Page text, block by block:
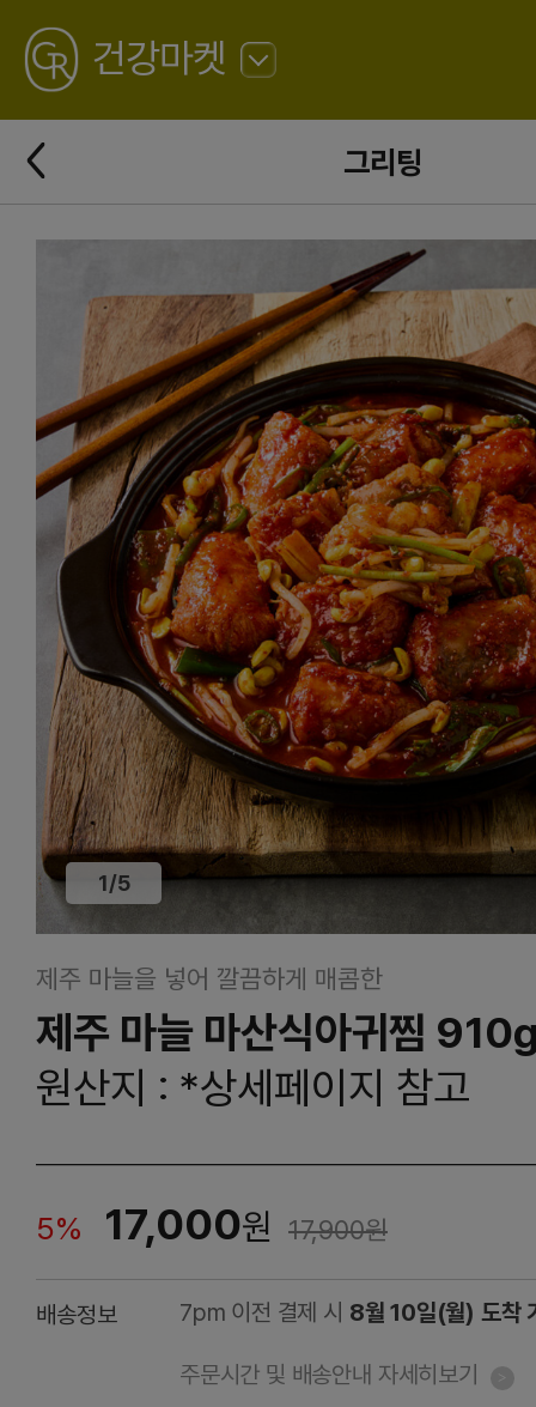
GREATING
건강마켓
로
그리팅
뒤
로
가
1/5
제주 마늘을 넣어 깔끔하게 매콤한
제주 마늘 마산식아귀찜
원산지 : *상세페이지 참고
5% 17,000원 17,900원
배송정보 7pm 이전 결제 시 8월 10일(월) 도착
주문시간 및 배송안내 자세히보기